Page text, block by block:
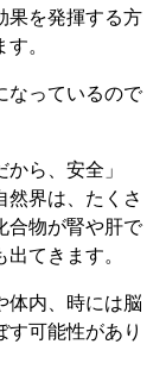
果を発揮する方
。
なっているので
ら、安全」
然界は、たくさ
合物が腎や肝で
てきます。
体内、時には脳
す可能性があり